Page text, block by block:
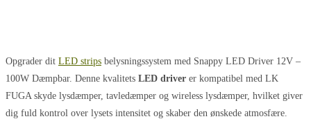
Opgrader dit LED strips belysningssystem med Snappy LED Driver 12V –
100W Dæmpbar. Denne kvalitets LED driver er kompatibel med LK
FUGA skyde lysdæmper, tavledæmper og wireless lysdæmper, hvilket giver
dig fuld kontrol over lysets intensitet og skaber den ønskede atmosfære.